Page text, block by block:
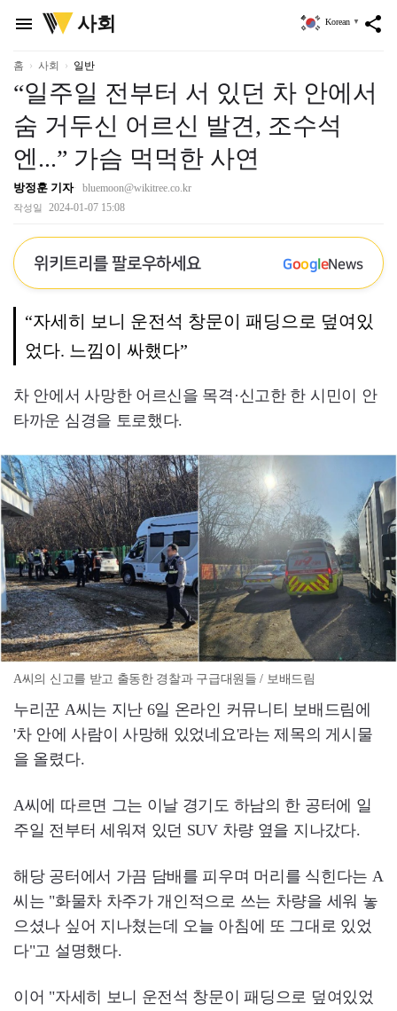
menu
위
키
리
사회 share
Korean ▼
홈 사회 일반
“일주일 전부터 서 있던 차 안에서
숨 거두신 어르신 발견, 조수석
엔...” 가슴 먹먹한 사연
방정훈 기자 bluemoon@wikitree.co.kr
작성일 2024-01-07 15:08
위키트리를 팔로우하세요 GoogleNews
“자세히 보니 운전석 창문이 패딩으로 덮여있
었다. 느낌이 싸했다”
차 안에서 사망한 어르신을 목격·신고한 한 시민이 안
타까운 심경을 토로했다.
A씨의 신고를 받고 출동한 경찰과 구급대원들 / 보배드림
누리꾼 A씨는 지난 6일 온라인 커뮤니티 보배드림에
'차 안에 사람이 사망해 있었네요'라는 제목의 게시물
을 올렸다.
A씨에 따르면 그는 이날 경기도 하남의 한 공터에 일
주일 전부터 세워져 있던 SUV 차량 옆을 지나갔다.
해당 공터에서 가끔 담배를 피우며 머리를 식힌다는 A
씨는 "화물차 차주가 개인적으로 쓰는 차량을 세워 놓
으셨나 싶어 지나쳤는데 오늘 아침에 또 그대로 있었
다"고 설명했다.
이어 "자세히 보니 운전석 창문이 패딩으로 덮여있었